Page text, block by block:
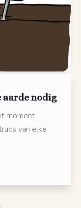
aarde nodig
moment
van elke